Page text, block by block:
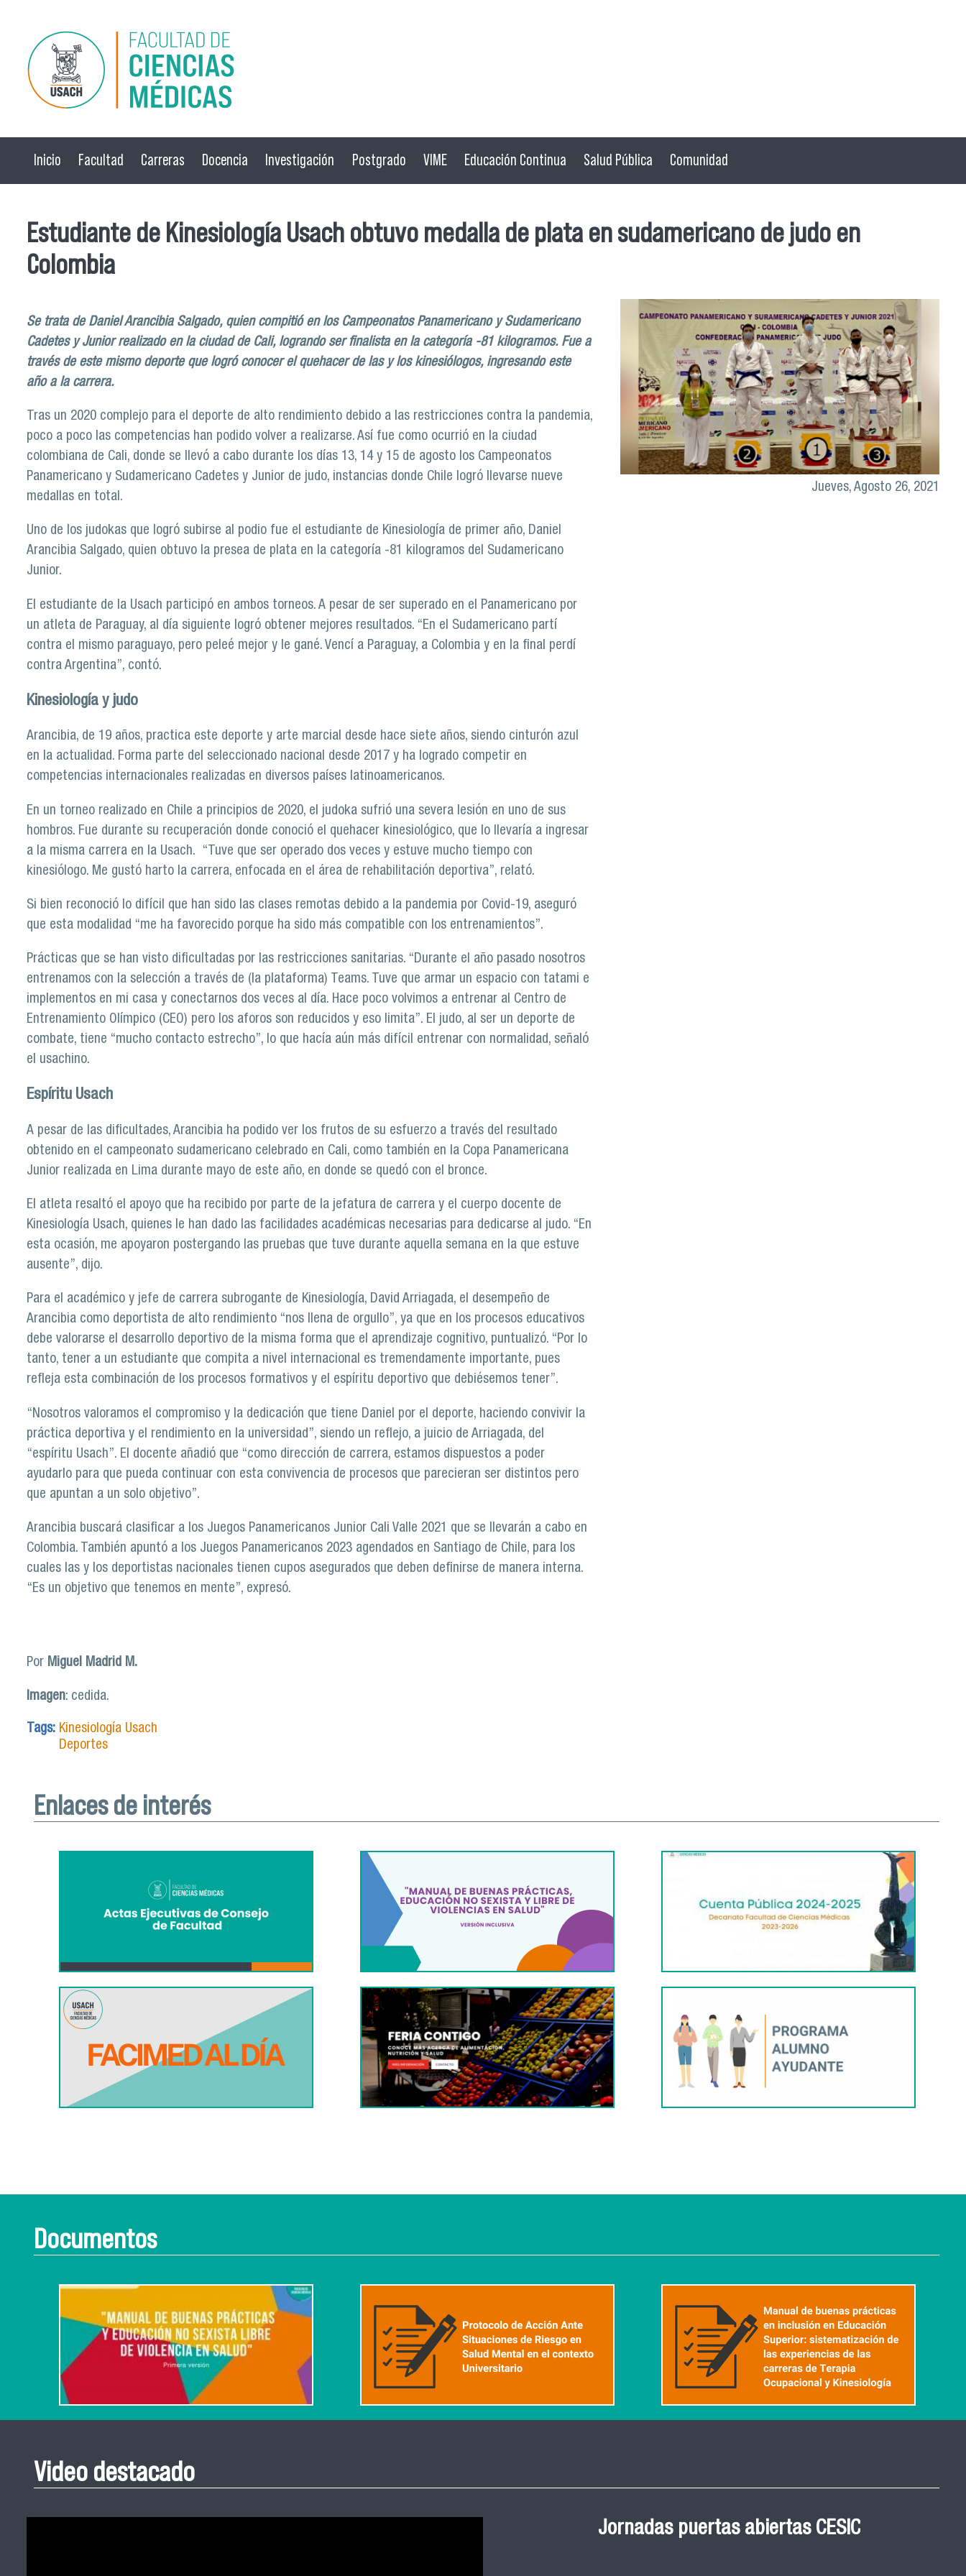
Pasar al contenido principal
Inicio Facultad Carreras Docencia Investigación Postgrado VIME Educación Continua Salud Pública Comunidad
Estudiante de Kinesiología Usach obtuvo medalla de plata en sudamericano de judo en
Colombia
Se trata de Daniel Arancibia Salgado, quien compitió en los Campeonatos Panamericano y Sudamericano
Cadetes y Junior realizado en la ciudad de Cali, logrando ser finalista en la categoría -81 kilogramos. Fue a
través de este mismo deporte que logró conocer el quehacer de las y los kinesiólogos, ingresando este
año a la carrera.
Tras un 2020 complejo para el deporte de alto rendimiento debido a las restricciones contra la pandemia,
poco a poco las competencias han podido volver a realizarse. Así fue como ocurrió en la ciudad
colombiana de Cali, donde se llevó a cabo durante los días 13, 14 y 15 de agosto los Campeonatos
Panamericano y Sudamericano Cadetes y Junior de judo, instancias donde Chile logró llevarse nueve
medallas en total.
Uno de los judokas que logró subirse al podio fue el estudiante de Kinesiología de primer año, Daniel
Arancibia Salgado, quien obtuvo la presea de plata en la categoría -81 kilogramos del Sudamericano
Junior.
El estudiante de la Usach participó en ambos torneos. A pesar de ser superado en el Panamericano por
un atleta de Paraguay, al día siguiente logró obtener mejores resultados. “En el Sudamericano partí
contra el mismo paraguayo, pero peleé mejor y le gané. Vencí a Paraguay, a Colombia y en la final perdí
contra Argentina”, contó.
Kinesiología y judo
Arancibia, de 19 años, practica este deporte y arte marcial desde hace siete años, siendo cinturón azul
en la actualidad. Forma parte del seleccionado nacional desde 2017 y ha logrado competir en
competencias internacionales realizadas en diversos países latinoamericanos.
En un torneo realizado en Chile a principios de 2020, el judoka sufrió una severa lesión en uno de sus
hombros. Fue durante su recuperación donde conoció el quehacer kinesiológico, que lo llevaría a ingresar
a la misma carrera en la Usach. “Tuve que ser operado dos veces y estuve mucho tiempo con
kinesiólogo. Me gustó harto la carrera, enfocada en el área de rehabilitación deportiva”, relató.
Si bien reconoció lo difícil que han sido las clases remotas debido a la pandemia por Covid-19, aseguró
que esta modalidad “me ha favorecido porque ha sido más compatible con los entrenamientos”.
Prácticas que se han visto dificultadas por las restricciones sanitarias. “Durante el año pasado nosotros
entrenamos con la selección a través de (la plataforma) Teams. Tuve que armar un espacio con tatami e
implementos en mi casa y conectarnos dos veces al día. Hace poco volvimos a entrenar al Centro de
Entrenamiento Olímpico (CEO) pero los aforos son reducidos y eso limita”. El judo, al ser un deporte de
combate, tiene “mucho contacto estrecho”, lo que hacía aún más difícil entrenar con normalidad, señaló
el usachino.
Espíritu Usach
A pesar de las dificultades, Arancibia ha podido ver los frutos de su esfuerzo a través del resultado
obtenido en el campeonato sudamericano celebrado en Cali, como también en la Copa Panamericana
Junior realizada en Lima durante mayo de este año, en donde se quedó con el bronce.
El atleta resaltó el apoyo que ha recibido por parte de la jefatura de carrera y el cuerpo docente de
Kinesiología Usach, quienes le han dado las facilidades académicas necesarias para dedicarse al judo. “En
esta ocasión, me apoyaron postergando las pruebas que tuve durante aquella semana en la que estuve
ausente”, dijo.
Para el académico y jefe de carrera subrogante de Kinesiología, David Arriagada, el desempeño de
Arancibia como deportista de alto rendimiento “nos llena de orgullo”, ya que en los procesos educativos
debe valorarse el desarrollo deportivo de la misma forma que el aprendizaje cognitivo, puntualizó. “Por lo
tanto, tener a un estudiante que compita a nivel internacional es tremendamente importante, pues
refleja esta combinación de los procesos formativos y el espíritu deportivo que debiésemos tener”.
“Nosotros valoramos el compromiso y la dedicación que tiene Daniel por el deporte, haciendo convivir la
práctica deportiva y el rendimiento en la universidad”, siendo un reflejo, a juicio de Arriagada, del
“espíritu Usach”. El docente añadió que “como dirección de carrera, estamos dispuestos a poder
ayudarlo para que pueda continuar con esta convivencia de procesos que parecieran ser distintos pero
que apuntan a un solo objetivo”.
Arancibia buscará clasificar a los Juegos Panamericanos Junior Cali Valle 2021 que se llevarán a cabo en
Colombia. También apuntó a los Juegos Panamericanos 2023 agendados en Santiago de Chile, para los
cuales las y los deportistas nacionales tienen cupos asegurados que deben definirse de manera interna.
“Es un objetivo que tenemos en mente”, expresó.
Por Miguel Madrid M.
Imagen: cedida.
Tags: Kinesiología Usach
Deportes
Jueves, Agosto 26, 2021
Enlaces de interés
Documentos
Video destacado
Ceremonia de Graduación Magíster en